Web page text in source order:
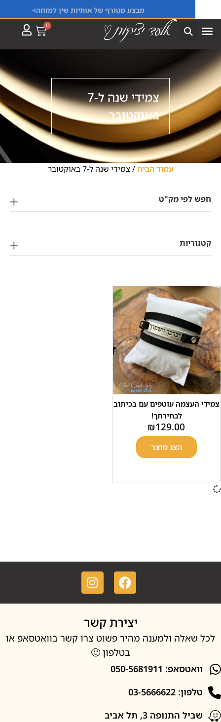
מבצע מטורף של אותיות שין למזוזה>
צמידי שנה ל-7
באוקטובר
עמוד הבית/ צמידי שנה ל-7 באוקטובר
מק"ט
עוטפים עם בכיתוב
לבחירתך!
₪129.00
הצג מוצר
יצירת קשר
ולמענה מהיר פשוט צרו קשר בוואטסאפ או
בטלפון 🙂
050-5681911
03-5666622
התנופה 3, תל אביב